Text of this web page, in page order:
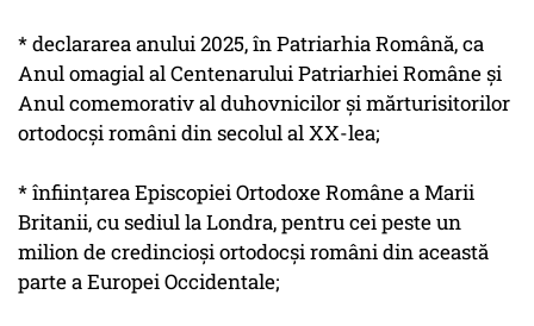
* declararea anului 2025, în Patriarhia Română, ca
Anul omagial al Centenarului Patriarhiei Române şi
Anul comemorativ al duhovnicilor şi mărturisitorilor
ortodocşi români din secolul al XX-lea;
* înfiinţarea Episcopiei Ortodoxe Române a Marii
Britanii, cu sediul la Londra, pentru cei peste un
milion de credincioşi ortodocşi români din această
parte a Europei Occidentale;